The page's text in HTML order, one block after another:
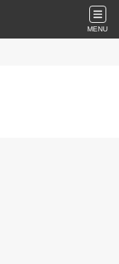
MENU